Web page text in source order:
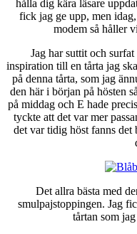
hålla dig kära läsare
fick jag ge upp, men
modem så håller
Jag har suttit och
inspiration till en tårta jag
på denna tårta, som jag
den här i början på hösten
på middag och E hade
tyckte att det var mer
det var tidig höst fanns
Det allra bästa med
smulpajstoppingen. Jag
tårtan som